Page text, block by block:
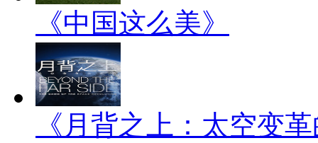
《中国这么美》
《月背之上：太空变